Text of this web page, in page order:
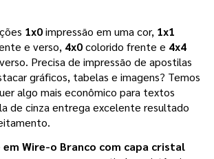
1x0 impressão em uma cor, 1x1
e verso, 4x0 colorido frente e 4x4
Precisa de impressão de apostilas
gráficos, tabelas e imagens? Temos
algo mais econômico para textos
de cinza entrega excelente resultado
Wire-o Branco com capa cristal